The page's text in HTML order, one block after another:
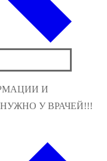
И
У ВРАЧЕЙ!!!